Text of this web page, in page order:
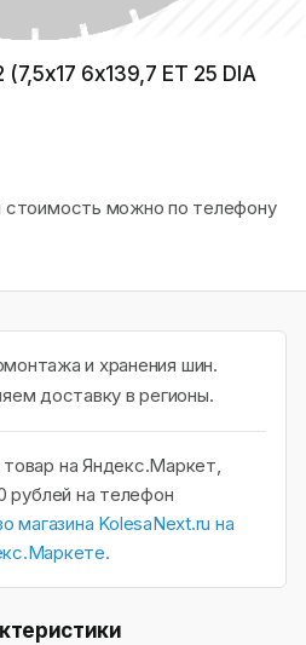
6x139,7 ET 25 DIA
стоимость можно по телефону
и хранения шин.
доставку в регионы.
на Яндекс.Маркет,
рублей на телефон